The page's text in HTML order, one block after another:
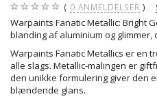
0 ANMELDELSER
Warpaints Fanatic Metallic: Bright
blanding af aluminium og
Warpaints Fanatic Metallics er en
alle slags. Metallic-malingen er
den unikke formulering giver den
blændende glans.